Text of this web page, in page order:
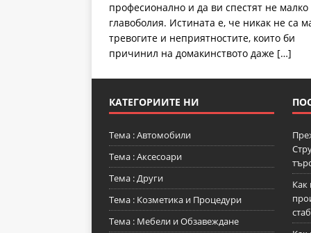
професионално и да ви спестят не малко
главоболия. Истината е, че никак не са
тревогите и неприятностите, които би
причинил на домакинството даже […]
КАТЕГОРИИТЕ НИ
Тема : Автомобили
Тема : Аксесоари
Тема : Други
Тема : Козметика и Процедури
Тема : Мебели и Обзавеждане
Как